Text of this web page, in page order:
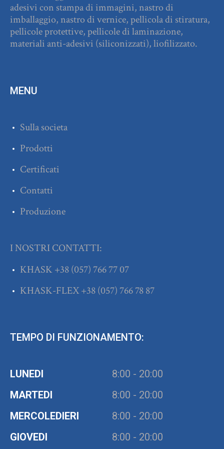
adesivi con stampa di immagini, nastro di
imballaggio, nastro di vernice, pellicola di stiratura,
pellicole protettive, pellicole di laminazione,
materiali anti-adesivi (siliconizzati), liofilizzato.
MENU
Sulla societa
Prodotti
Certificati
Contatti
Produzione
I NOSTRI CONTATTI:
KHASK+38(057) 766 77 07
KHASK-FLEX+38(057) 766 78 87
TEMPO DI FUNZIONAMENTO:
LUNEDI
8:00 - 20:00
MARTEDI
8:00 - 20:00
MERCOLEDIERI
8:00 - 20:00
GIOVEDI
8:00 - 20:00